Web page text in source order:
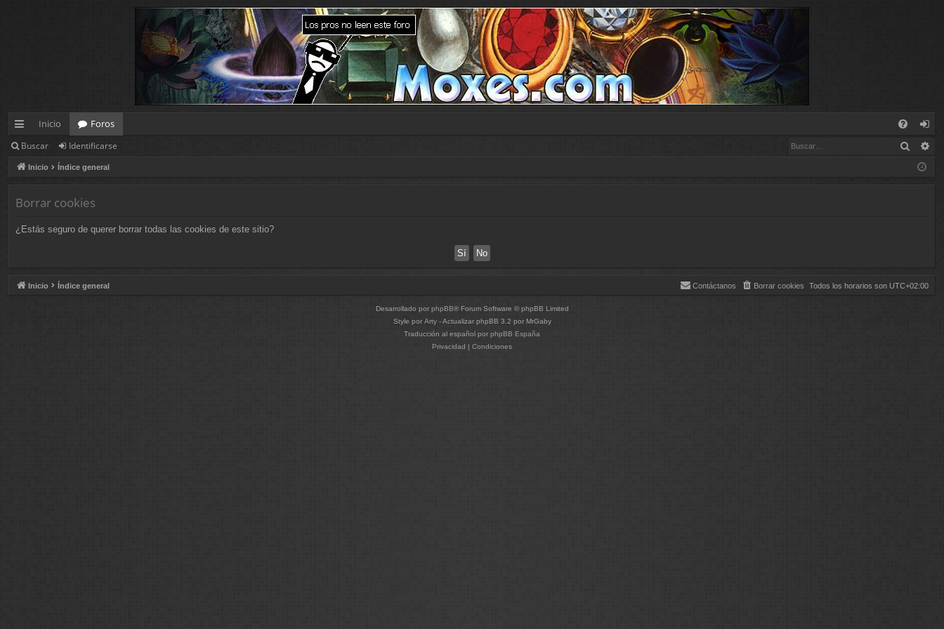
nl
ac
os
Inicio
Foros
FA
de
nt
Buscar Identificarse Buscar
Inicio Índice general
Borrar cookies
¿Estás seguro de querer borrar todas las cookies de este sitio?
Inicio Índice general Todos los horarios son UTC+02:00
Borrar cookies
Contáctanos
Desarrollado por phpBB® Forum Software © phpBB Limited
Style por Arty- Actualizar phpBB 3.2 por MrGaby
Traducción al español por phpBB España
Privacidad | Condiciones